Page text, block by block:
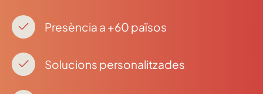
Presència a +60 països
Solucions personalitzades